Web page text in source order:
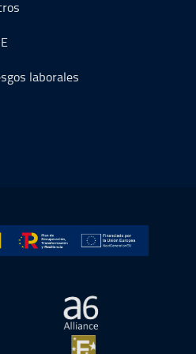
laborales
Transformación y
nueva abre en ventana